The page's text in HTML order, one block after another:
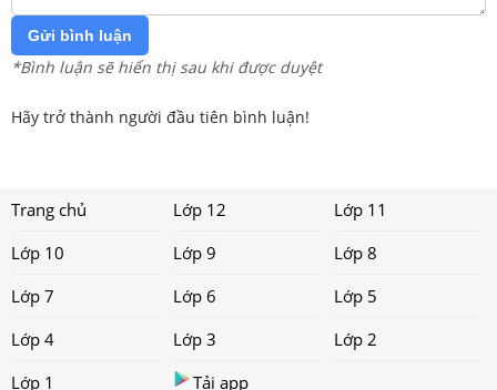
Gửi bình luận
*Bình luận sẽ hiển thị sau khi được duyệt
Hãy trở thành người đầu tiên bình luận!
Trang chủ Lớp 12
Lớp 11
Lớp 10
Lớp 9
Lớp 8
Lớp 7
Lớp 6
Lớp 5
Lớp 4
Lớp 3
Lớp 2
Lớp 1
Tải app